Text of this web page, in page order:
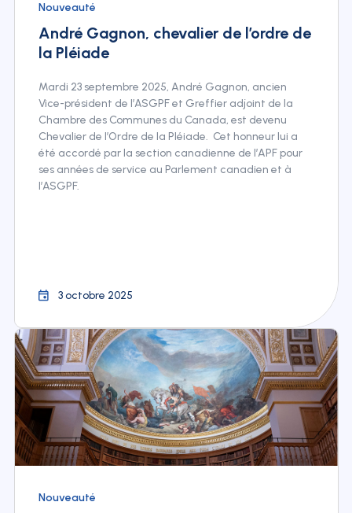
Nouveauté
André Gagnon, chevalier de l’ordre de
la Pléiade
Mardi 23 septembre 2025, André Gagnon, ancien
Vice-président de l’ASGPF et Greffier adjoint de la
Chambre des Communes du Canada, est devenu
Chevalier de l’Ordre de la Pléiade. Cet honneur lui a
été accordé par la section canadienne de l’APF pour
ses années de service au Parlement canadien et à
l’ASGPF.
3 octobre 2025
Nouveauté